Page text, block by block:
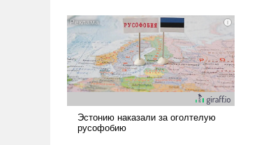
наши боевые возможности.